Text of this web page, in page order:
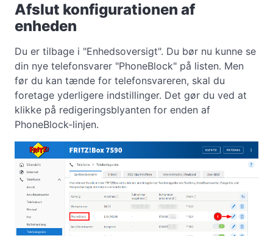
Afslut konfigurationen af
enheden
Du er tilbage i "Enhedsoversigt". Du bør nu kunne se
din nye telefonsvarer "PhoneBlock" på listen. Men
før du kan tænde for telefonsvareren, skal du
foretage yderligere indstillinger. Det gør du ved at
klikke på redigeringsblyanten for enden af
PhoneBlock-linjen.